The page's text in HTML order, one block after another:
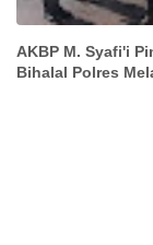
AKBP M. Syafi'i
Bihalal Polres